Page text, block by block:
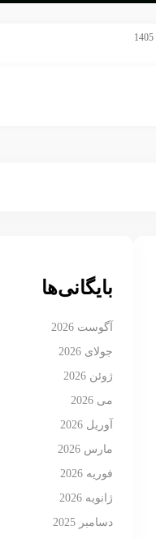
بایگانی‌ها
آگوست 2026
جولای 2026
ژوئن 2026
می 2026
آوریل 2026
مارس 2026
فوریه 2026
ژانویه 2026
دسامبر 2025